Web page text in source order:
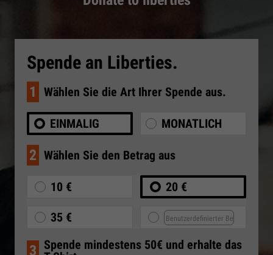
Spende an Liberties.
1 Wählen Sie die Art Ihrer Spende aus.
EINMALIG MONATLICH
2 Wählen Sie den Betrag aus
10 € 20 €
35 €
3 Spende mindestens 50€ und erhalte das